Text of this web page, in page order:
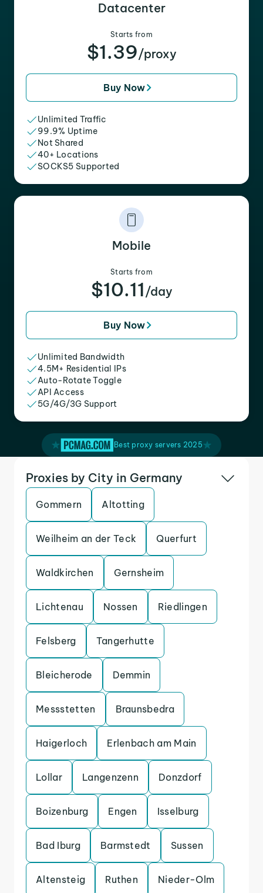
Datacenter
Starts from
$1.39/proxy
Buy Now
Unlimited Traffic
99.9% Uptime
Not Shared
40+ Locations
SOCKS5 Supported
Mobile
Starts from
$10.11 /day
Buy Now
Unlimited Bandwidth
4.5M+ Residential IPs
Auto-Rotate Toggle
API Access
5G/4G/3G Support
Best proxy servers 2025
Proxies by City in Germany
Gommern Altotting
Weilheim an der Teck Querfurt
Waldkirchen Gernsheim
Lichtenau Nossen Riedlingen
Felsberg Tangerhutte
Bleicherode Demmin
Messstetten Braunsbedra
Haigerloch Erlenbach am Main
Lollar Langenzenn Donzdorf
Boizenburg Engen Isselburg
Bad Iburg Barmstedt Sussen
Altensteig Ruthen Nieder-Olm